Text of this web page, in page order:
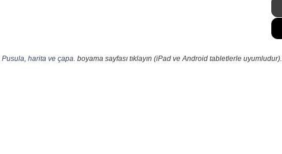
Pusula, harita ve çapa. boyama sayfası tıklayın (iPad ve Android tabletlerle uyumludur).